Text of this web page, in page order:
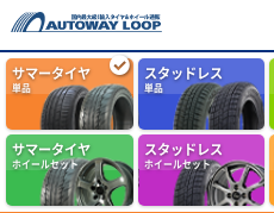
サマータイヤ
単品
スタッドレス
単品
サマータイヤ
ホイールセット
スタッドレス
ホイールセット